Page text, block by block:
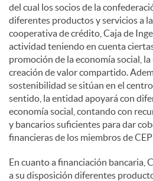
del cual los socios de la
diferentes productos y servicios a
cooperativa de crédito, Caja de
actividad teniendo en cuenta
promoción de la economía social,
creación de valor compartido.
sostenibilidad se sitúan en el
sentido, la entidad apoyará con
economía social, contando con
y bancarios suficientes para dar
financieras de los miembros de
En cuanto a financiación bancaria,
a su disposición diferentes